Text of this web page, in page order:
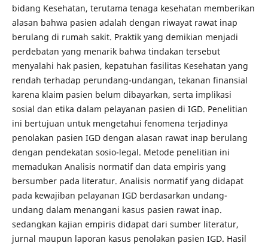
bidang Kesehatan, terutama tenaga kesehatan memberikan
alasan bahwa pasien adalah dengan riwayat rawat inap
berulang di rumah sakit. Praktik yang demikian menjadi
perdebatan yang menarik bahwa tindakan tersebut
menyalahi hak pasien, kepatuhan fasilitas Kesehatan yang
rendah terhadap perundang-undangan, tekanan finansial
karena klaim pasien belum dibayarkan, serta implikasi
sosial dan etika dalam pelayanan pasien di IGD. Penelitian
ini bertujuan untuk mengetahui fenomena terjadinya
penolakan pasien IGD dengan alasan rawat inap berulang
dengan pendekatan sosio-legal. Metode penelitian ini
memadukan Analisis normatif dan data empiris yang
bersumber pada literatur. Analisis normatif yang didapat
pada kewajiban pelayanan IGD berdasarkan undang-
undang dalam menangani kasus pasien rawat inap.
sedangkan kajian empiris didapat dari sumber literatur,
jurnal maupun laporan kasus penolakan pasien IGD. Hasil